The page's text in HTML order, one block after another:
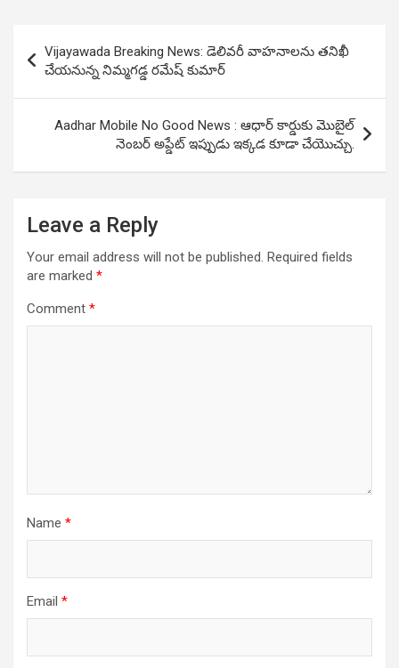
navigation
Vijayawada Breaking News: డెలివరీ వాహనాలను తనిఖీ
చేయనున్న నిమ్మగడ్డ రమేష్ కుమార్
Aadhar Mobile No Good News : ఆధార్ కార్డుకు మొబైల్
నెంబర్ అప్డేట్ ఇప్పుడు ఇక్కడ కూడా చేయొచ్చు.
Leave a Reply
Your email address will not be published. Required fields
are marked *
Comment *
Name *
Email *